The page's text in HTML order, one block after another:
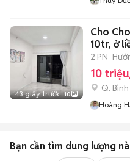
43 giây trước 10
Cho
10tr, ở
2 PN
10
Q. Bình
Hoàng
Bạn cần tìm dung lượng